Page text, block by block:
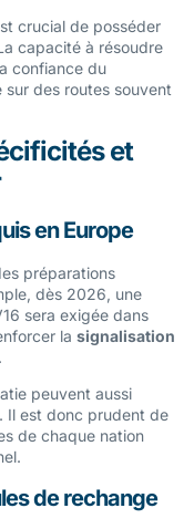
crucial de posséder
capacité à résoudre
confiance du
des routes souvent
et
en Europe
préparations
dès 2026, une
sera exigée dans
la signalisation
peuvent aussi
Il est donc prudent de
de chaque nation
de rechange